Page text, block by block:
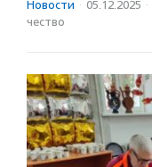
Новости · 05.12.2025 ·
чест­во